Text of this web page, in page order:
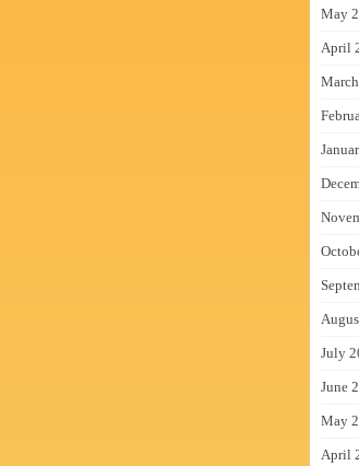
May
April
July
June
May
April